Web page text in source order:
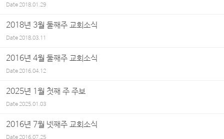
Date2018.01.29
2018년 3월 둘째주 교회소식
Date2018.03.11
2016년 4월 둘째주 교회소식
Date2016.04.12
2025년 1월 첫째 주 주보
Date2025.01.03
2016년 7월 넷째주 교회소식
Date2016.07.25